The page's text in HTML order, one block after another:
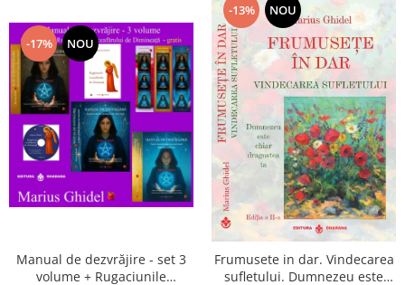
-17% NOU
Manual de dezvrăjire - set 3
volume + Rugaciunile
-13% NOU
Frumusete in dar. Vindecarea
sufletului. Dumnezeu este